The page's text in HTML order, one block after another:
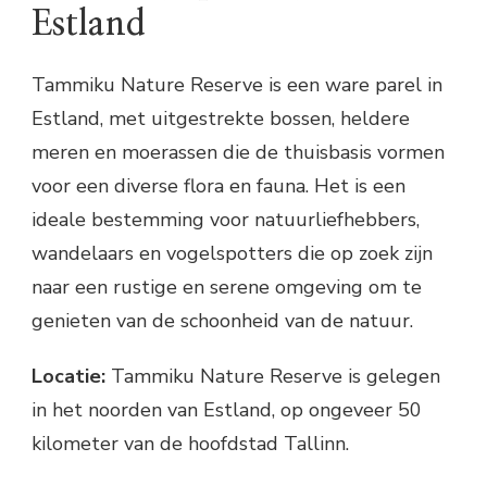
Estland
Tammiku Nature Reserve is een ware parel in
Estland, met uitgestrekte bossen, heldere
meren en moerassen die de thuisbasis vormen
voor een diverse flora en fauna. Het is een
ideale bestemming voor natuurliefhebbers,
wandelaars en vogelspotters die op zoek zijn
naar een rustige en serene omgeving om te
genieten van de schoonheid van de natuur.
Locatie: Tammiku Nature Reserve is gelegen
in het noorden van Estland, op ongeveer 50
kilometer van de hoofdstad Tallinn.